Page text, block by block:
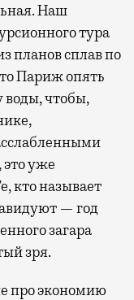
Наш
тура
планов сплав по
Париж опять
воды, чтобы,
уже
кто называет
— год
загара
зря.
про экономию